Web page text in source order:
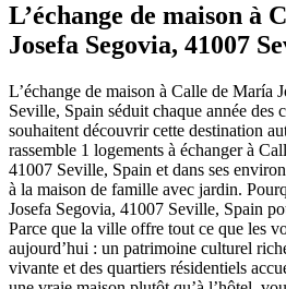
L’échange de maison à
Josefa Segovia, 41007
L’échange de maison à Calle de María
Seville, Spain séduit chaque année des
souhaitent découvrir cette destination
rassemble 1 logements à échanger à
41007 Seville, Spain et dans ses
à la maison de famille avec jardin.
Josefa Segovia, 41007 Seville, Spain
Parce que la ville offre tout ce que les
aujourd’hui : un patrimoine culturel
vivante et des quartiers résidentiels